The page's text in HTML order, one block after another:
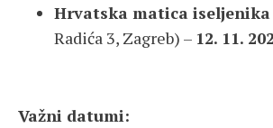
Hrvatska matica iseljenika
Radića 3, Zagreb) – 12. 11.
Važni datumi: